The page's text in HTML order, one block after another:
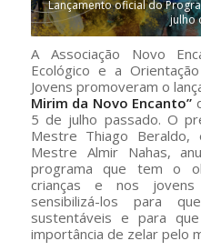
Lançamento oficial do
julho
A Associação Novo
Ecológico e a
Jovens promoveram o
Mirim da Novo Encanto”
5 de julho passado. O
Mestre Thiago
Mestre Almir Nahas,
programa que tem o
crianças e nos
sensibilizá-los para
sustentáveis e para
importância de zelar pelo